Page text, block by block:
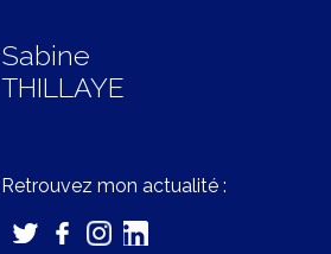
Sabine
THILLAYE
Retrouvez mon actualité :